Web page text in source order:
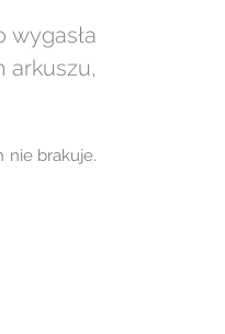
wygasła
arkuszu,
nie brakuje.